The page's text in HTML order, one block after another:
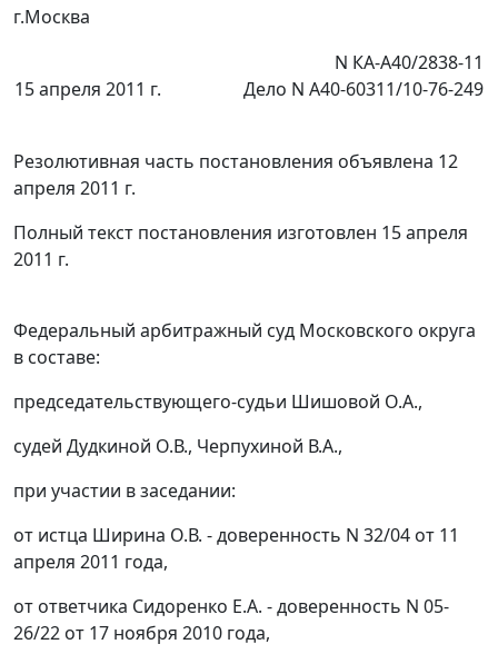
г.Москва
15 апреля 2011 г.
N КА-А40/2838-11
Дело N А40-60311/10-76-249
Резолютивная часть постановления объявлена 12
апреля 2011 г.
Полный текст постановления изготовлен 15 апреля
2011 г.
Федеральный арбитражный суд Московского округа
в составе:
председательствующего-судьи Шишовой О.А.,
судей Дудкиной О.В., Черпухиной В.А.,
при участии в заседании:
от истца Ширина О.В. - доверенность N 32/04 от 11
апреля 2011 года,
от ответчика Сидоренко Е.А. - доверенность N 05-
26/22 от 17 ноября 2010 года,